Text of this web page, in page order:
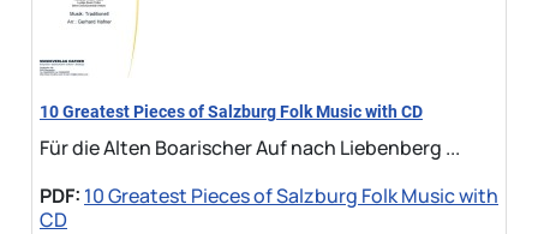
10 Greatest Pieces of Salzburg Folk Music with CD
Für die Alten Boarischer Auf nach Liebenberg ...
PDF: 10 Greatest Pieces of Salzburg Folk Music with
CD